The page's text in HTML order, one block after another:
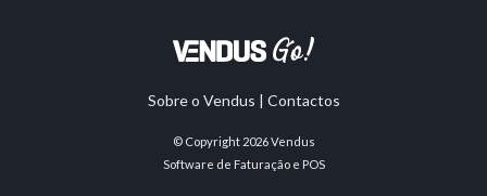
Sobre o Vendus | Contactos
© Copyright 2026Vendus
Software de Faturação e POS